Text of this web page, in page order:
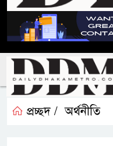
প্রচ্ছদ / অর্থনীতি